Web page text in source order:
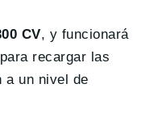
CV, y funcionará
recargar las
a un nivel de